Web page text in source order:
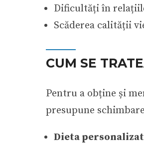
Dificultăți în
Scăderea calității
CUM SE
Pentru a obține și
presupune
Dieta